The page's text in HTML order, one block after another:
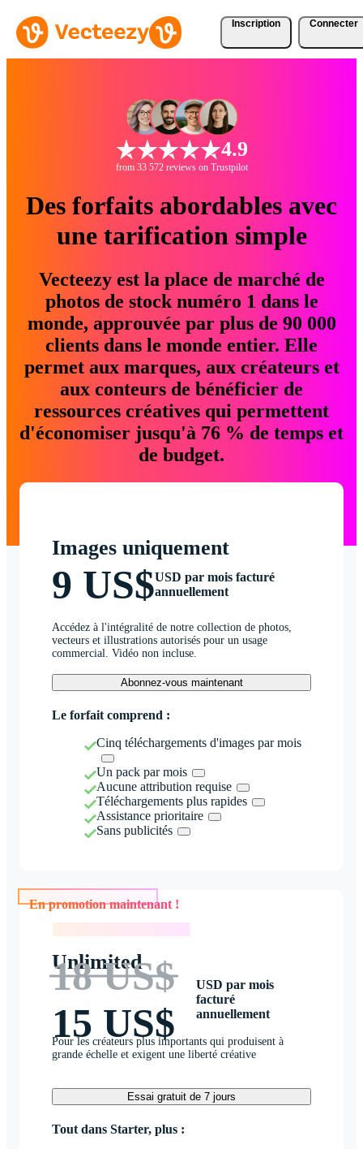
Inscription Connecter
4.9
from 33 572 reviews on Trustpilot
Des forfaits abordables avec
une tarification simple
Vecteezy est la place de marché de
photos de stock numéro 1 dans le
monde, approuvée par plus de 90 000
clients dans le monde entier. Elle
permet aux marques, aux créateurs et
aux conteurs de bénéficier de
ressources créatives qui permettent
d'économiser jusqu'à 76 % de temps et
de budget.
Images uniquement
9 US$USD par mois facturé
annuellement
Accédez à l'intégralité de notre collection de photos,
vecteurs et illustrations autorisés pour un usage
commercial. Vidéo non incluse.
Abonnez-vous maintenant
Le forfait comprend :
Cinq téléchargements d'images par mois
Un pack par mois
Aucune attribution requise
Téléchargements plus rapides
Assistance prioritaire
Sans publicités
En promotion maintenant !
Unlimited
18 US$
15 US$
USD par mois
facturé
annuellement
Pour les créateurs plus importants qui produisent à
grande échelle et exigent une liberté créative
Essai gratuit de 7 jours
Tout dans Starter, plus :